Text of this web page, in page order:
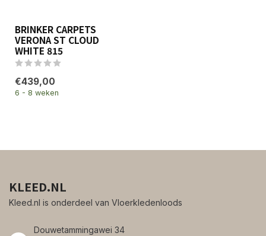
BRINKER CARPETS
VERONA ST CLOUD
WHITE 815
€439,00
6 - 8 weken
KLEED.NL
Kleed.nl is onderdeel van Vloerkledenloods
Douwetammingawei 34